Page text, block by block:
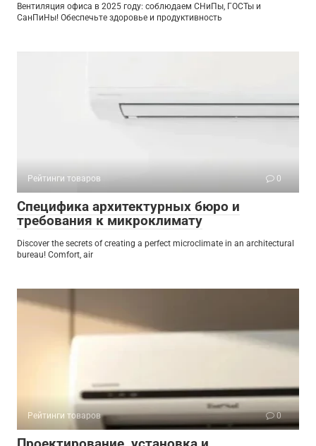
Вентиляция офиса в 2025 году: соблюдаем СНиПы, ГОСТы и
СанПиНы! Обеспечьте здоровье и продуктивность
Рейтинги товаров 0
Специфика архитектурных бюро и
требования к микроклимату
Discover the secrets of creating a perfect microclimate in an architectural
bureau! Comfort, air
Рейтинги товаров 0